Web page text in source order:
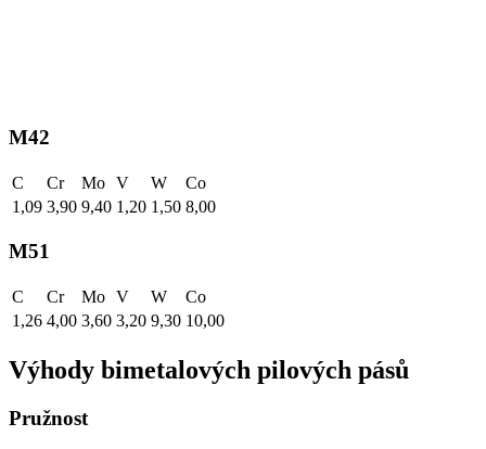
M42
C Cr Mo V W
Co
1,09 3,90 9,40 1,20 1,50 8,00
M51
C Cr Mo V W
Co
1,26 4,00 3,60 3,20 9,30 10,00
Výhody bimetalových pilových pásů
Pružnost